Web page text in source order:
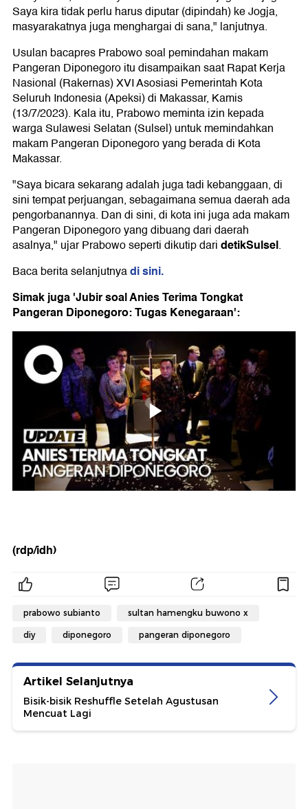
Saya kira tidak perlu harus diputar (dipindah) ke Jogja,
masyarakatnya juga menghargai di sana," lanjutnya.
Usulan bacapres Prabowo soal pemindahan makam
Pangeran Diponegoro itu disampaikan saat Rapat Kerja
Nasional (Rakernas) XVI Asosiasi Pemerintah Kota
Seluruh Indonesia (Apeksi) di Makassar, Kamis
(13/7/2023). Kala itu, Prabowo meminta izin kepada
warga Sulawesi Selatan (Sulsel) untuk memindahkan
makam Pangeran Diponegoro yang berada di Kota
Makassar.
"Saya bicara sekarang adalah juga tadi kebanggaan, di
sini tempat perjuangan, sebagaimana semua daerah ada
pengorbanannya. Dan di sini, di kota ini juga ada makam
Pangeran Diponegoro yang dibuang dari daerah
asalnya," ujar Prabowo seperti dikutip daridetikSulsel.
Baca berita selanjutnyadi sini.
Simak juga 'Jubir soal Anies Terima Tongkat
Pangeran Diponegoro: Tugas Kenegaraan':
(rdp/idh)
prabowo subianto sultan hamengku buwono x
diy diponegoro pangeran diponegoro
Artikel Selanjutnya
Bisik-bisik Reshuffle Setelah Agustusan
Mencuat Lagi